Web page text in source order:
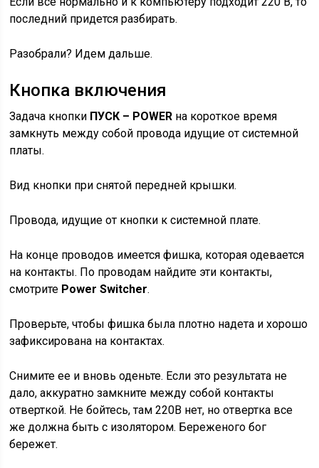
последний придется разбирать.
Разобрали? Идем дальше.
Кнопка включения
Задача кнопки ПУСК – POWER на короткое время
замкнуть между собой провода идущие от системной
платы.
Вид кнопки при снятой передней крышки.
Провода, идущие от кнопки к системной плате.
На конце проводов имеется фишка, которая одевается
на контакты. По проводам найдите эти контакты,
смотрите Power Switcher.
Проверьте, чтобы фишка была плотно надета и хорошо
зафиксирована на контактах.
Снимите ее и вновь оденьте. Если это результата не
дало, аккуратно замкните между собой контакты
отверткой. Не бойтесь, там 220В нет, но отвертка все
же должна быть с изолятором. Береженого бог
бережет.